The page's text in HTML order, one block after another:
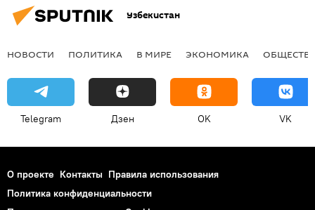
Узбекистан
НОВОСТИ ПОЛИТИКА В МИРЕ ЭКОНОМИКА
Telegram Дзен OK VK
О проекте Контакты Правила использования
Политика конфиденциальности